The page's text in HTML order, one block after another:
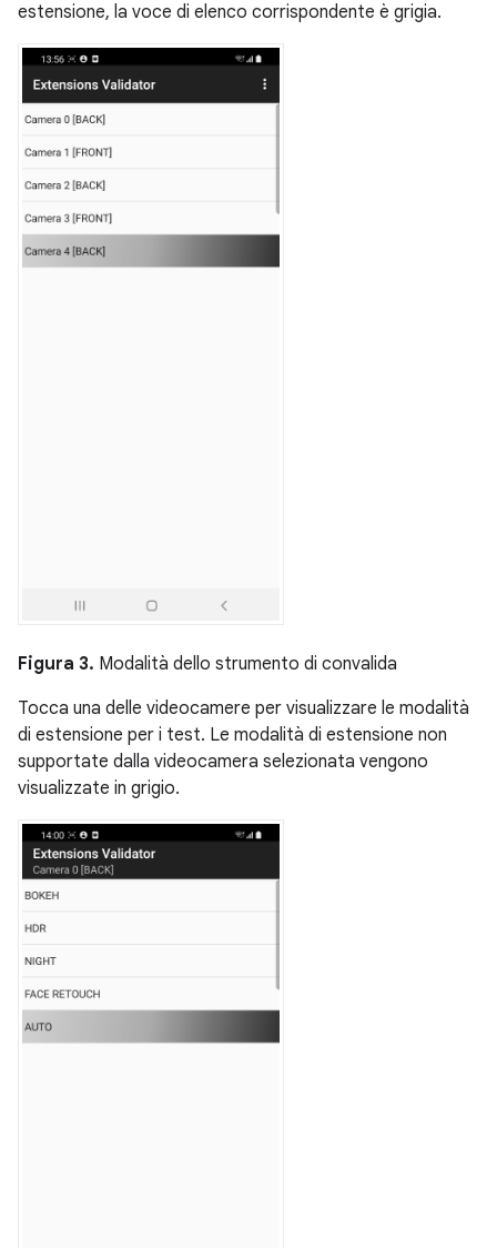
estensione, la voce di elenco corrispondente è grigia.
Figura 3. Modalità dello strumento di convalida
Tocca una delle videocamere per visualizzare le modalità
di estensione per i test. Le modalità di estensione non
supportate dalla videocamera selezionata vengono
visualizzate in grigio.